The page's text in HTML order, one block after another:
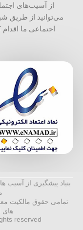
از آسیب‌های
اجتماعی ما اقدام
تمامی حقوق مالکیت
های
reserved©